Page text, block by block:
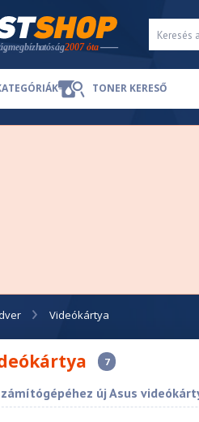
TONER KERESŐ
Videókártya
7
új Asus